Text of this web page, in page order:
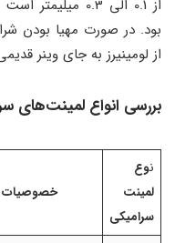
از 0.1 الی 0.3
بود. در صورت مهیا بودن
از لومینیرز به جای وینر
بررسی انواع لمینت‌های
نوع
لمینت
سرامیکی
خصوصیات